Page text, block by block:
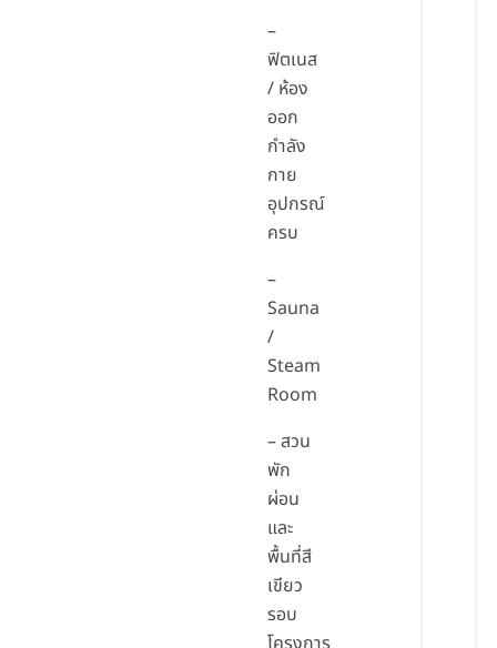
–
ฟิตเนส
/ ห้อง
ออก
กำลัง
กาย
อุปกรณ์
ครบ
–
Sauna
/
Steam
Room
– สวน
พัก
ผ่อน
และ
พื้นที่สี
เขียว
รอบ